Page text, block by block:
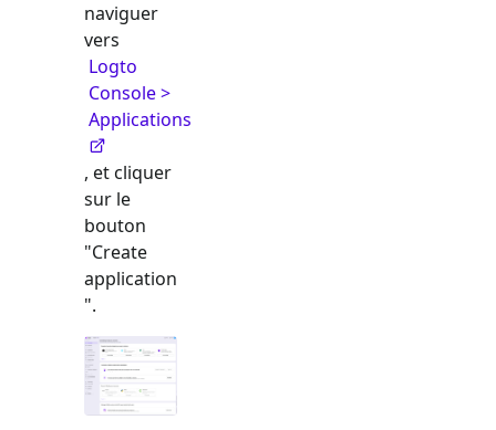
naviguer
vers
Logto
Console >
Applications
, et cliquer
sur le
bouton
"Create
application
".